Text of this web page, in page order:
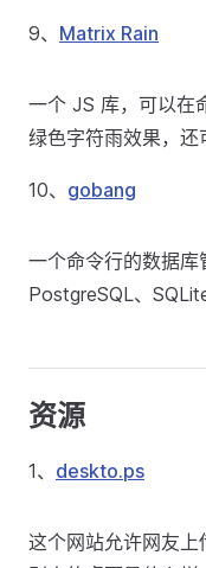
9、 Matrix Rain
一个 JS 库，可以在
绿色字符雨效果，还
10、 gobang
一个命令行的数据库
PostgreSQL、SQLite
资源
1、 deskto.ps
这个网站允许网友